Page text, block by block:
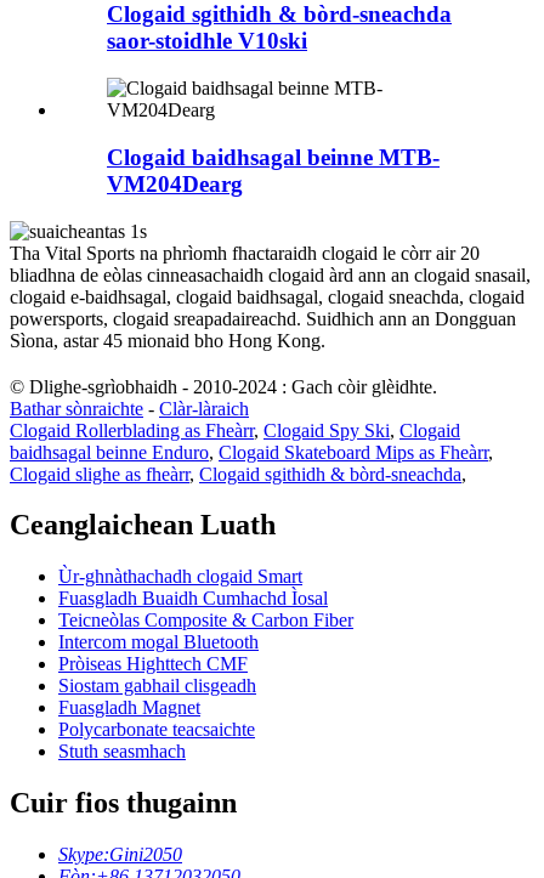
Clogaid sgithidh & bòrd-sneachda
saor-stoidhle V10ski
Clogaid baidhsagal beinne MTB-
VM204Dearg
Tha Vital Sports na phrìomh fhactaraidh clogaid le còrr air 20
bliadhna de eòlas cinneasachaidh clogaid àrd ann an clogaid snasail,
clogaid e-baidhsagal, clogaid baidhsagal, clogaid sneachda, clogaid
powersports, clogaid sreapadaireachd. Suidhich ann an Dongguan
Sìona, astar 45 mionaid bho Hong Kong.
© Dlighe-sgrìobhaidh - 2010-2024 : Gach còir glèidhte.
Bathar sònraichte - Clàr-làraich
Clogaid Rollerblading as Fheàrr, Clogaid Spy Ski, Clogaid
baidhsagal beinne Enduro, Clogaid Skateboard Mips as Fheàrr,
Clogaid slighe as fheàrr, Clogaid sgithidh & bòrd-sneachda,
Ceanglaichean Luath
Ùr-ghnàthachadh clogaid Smart
Fuasgladh Buaidh Cumhachd Ìosal
Teicneòlas Composite & Carbon Fiber
Intercom mogal Bluetooth
Pròiseas Highttech CMF
Siostam gabhail clisgeadh
Fuasgladh Magnet
Polycarbonate teacsaichte
Stuth seasmhach
Cuir fios thugainn
Skype:Gini2050